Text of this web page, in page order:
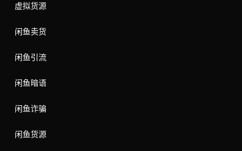
虚拟货源
闲鱼卖货
闲鱼引流
闲鱼暗语
闲鱼诈骗
闲鱼货源